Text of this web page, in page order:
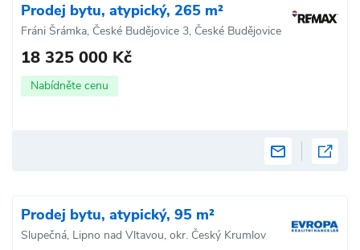
Prodej bytu, atypický, 265 m²
Fráni Šrámka, České Budějovice 3, České Budějovice
18 325 000 Kč
Nabídněte cenu
Prodej bytu, atypický, 95 m²
Slupečná, Lipno nad Vltavou, okr. Český Krumlov